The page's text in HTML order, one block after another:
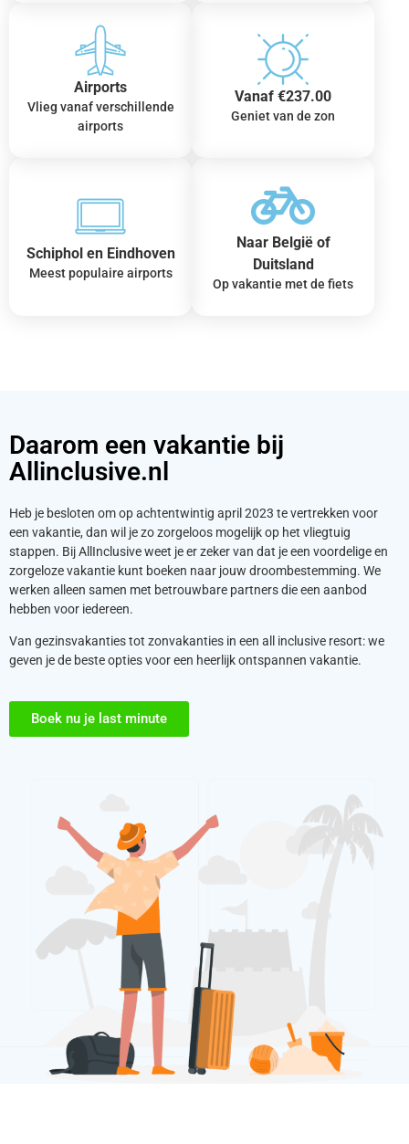
Airports
Vlieg vanaf verschillende
airports
Vanaf €237.00
Geniet van de zon
Schiphol en Eindhoven
Meest populaire airports
Naar België of
Duitsland
Op vakantie met de fiets
Daarom een vakantie bij
Allinclusive.nl
Heb je besloten om op achtentwintig april 2023 te vertrekken voor
een vakantie, dan wil je zo zorgeloos mogelijk op het vliegtuig
stappen. Bij AllInclusive weet je er zeker van dat je een voordelige en
zorgeloze vakantie kunt boeken naar jouw droombestemming. We
werken alleen samen met betrouwbare partners die een aanbod
hebben voor iedereen.
Van gezinsvakanties tot zonvakanties in een all inclusive resort: we
geven je de beste opties voor een heerlijk ontspannen vakantie.
Boek nu je last minute